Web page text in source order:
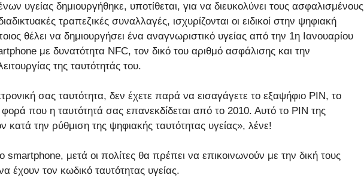
υγείας δημιουργήθηκε, υποτίθεται, για να διευκολύνει τους ασφαλισμένους
τραπεζικές συναλλαγές, ισχυρίζονται οι ειδικοί στην ψηφιακή
θέλει να δημιουργήσει ένα αναγνωριστικό υγείας από την 1η Ιανουαρίου
με δυνατότητα NFC, τον δικό του αριθμό ασφάλισης και την
της ταυτότητάς του.
σας ταυτότητα, δεν έχετε παρά να εισαγάγετε το εξαψήφιο PIN, το
που η ταυτότητά σας επανεκδίδεται από το 2010. Αυτό το PIN της
κατά την ρύθμιση της ψηφιακής ταυτότητας υγείας», λένε!
smartphone, μετά οι πολίτες θα πρέπει να επικοινωνούν με την δική τους
έχουν τον κωδικό ταυτότητας υγείας.